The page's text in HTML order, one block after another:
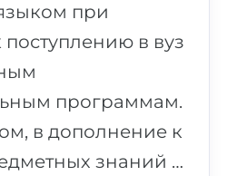
при
поступлению в вуз
программам.
в дополнение к
знаний …